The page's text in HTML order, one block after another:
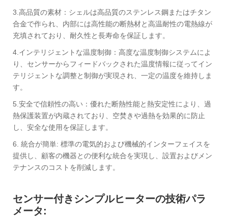
3.高品質の素材：シェルは高品質のステンレス鋼またはチタン
合金で作られ、内部には高性能の断熱材と高温耐性の電熱線が
充填されており、耐久性と長寿命を保証します。
4.インテリジェントな温度制御：高度な温度制御システムによ
り、センサーからフィードバックされた温度情報に従ってイン
テリジェントな調整と制御が実現され、一定の温度を維持しま
す。
5.安全で信頼性の高い：優れた断熱性能と熱安定性により、過
熱保護装置が内蔵されており、空焚きや過熱を効果的に防止
し、安全な使用を保証します。
6. 統合が簡単: 標準の電気的および機械的インターフェイスを
提供し、顧客の機器との便利な統合を実現し、設置およびメン
テナンスのコストを削減します。
センサー付きシンプルヒーターの技術パラ
メータ: